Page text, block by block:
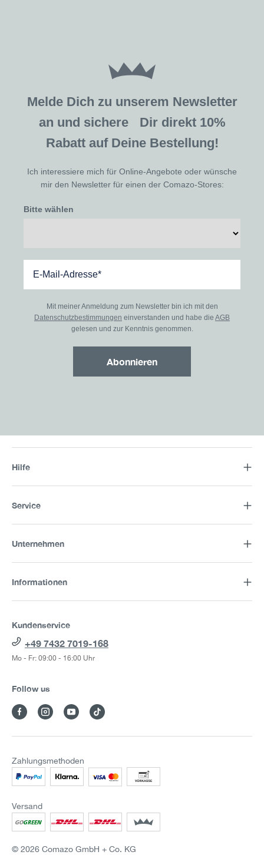
Melde Dich zu unserem Newsletter
an und sichere Dir direkt 10%
Rabatt auf Deine Bestellung!
Ich interessiere mich für Online-Angebote oder wünsche
mir den Newsletter für einen der Comazo-Stores:
Bitte wählen
Mit meiner Anmeldung zum Newsletter bin ich mit den
Datenschutzbestimmungen einverstanden und habe die AGB
gelesen und zur Kenntnis genommen.
Abonnieren
Hilfe
Service
Unternehmen
Informationen
Kundenservice
+49 7432 7019-168
Mo - Fr: 09:00 - 16:00 Uhr
Follow us
Zahlungsmethoden
Versand
© 2026 Comazo GmbH + Co. KG